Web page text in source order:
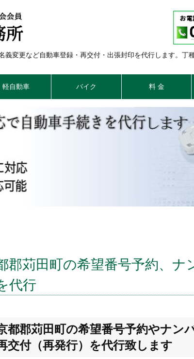
変更など自動車登録・再交付・出張封印を代行します。丁
軽自動車 バイク 料 金
郡苅田町の希望番号予約、ナ
代行
都郡苅田町の希望番号予約やナン
交付（再発行）を代行致します